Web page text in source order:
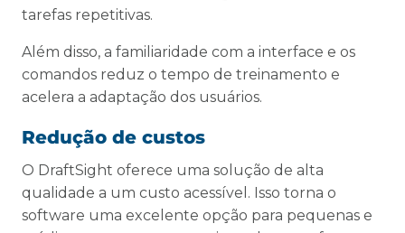
tarefas repetitivas.
Além disso, a familiaridade com a interface e os
comandos reduz o tempo de treinamento e
acelera a adaptação dos usuários.
Redução de custos
O DraftSight oferece uma solução de alta
qualidade a um custo acessível. Isso torna o
software uma excelente opção para pequenas e